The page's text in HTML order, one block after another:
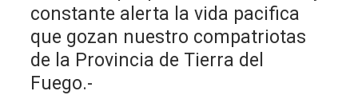
constante alerta la vida pacifica
que gozan nuestro compatriotas
de la Provincia de Tierra del
Fuego.-